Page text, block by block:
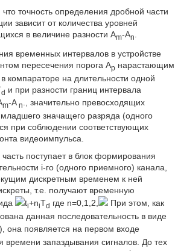
точность определения дробной части
зависит от количества уровней
в величине разности Am-An
временных интервалов в устройстве
пересечения порога Ар нарастающим
компараторе на длительности одной
d и при разности границ интервала
m-An., значительно превосходящих
значащего разряда (одного
при соблюдении соответствующих
видеоимпульса.
поступает в блок формирования
i-го (одного приемного) канала,
дискретным временем к ней
т.е. получают временную
ti+niTd где n=0,1,2,
При этом, как
данная последовательность в виде
), она появляется на первом входе
времени запаздывания сигналов. До тех